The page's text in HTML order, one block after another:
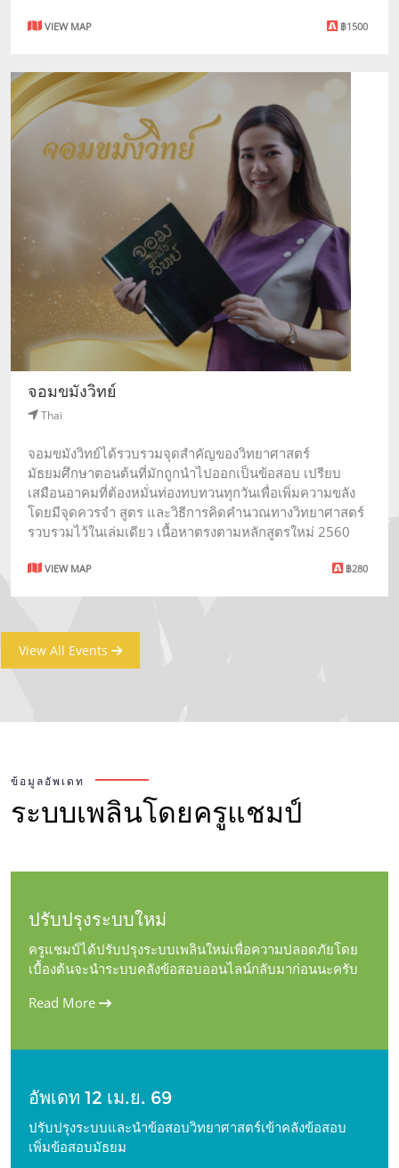
VIEW MAP ฿1500
จอมขมังวิทย์
Thai
จอมขมังวิทย์ได้รวบรวมจุดสำคัญของวิทยาศาสตร์
มัธยมศึกษาตอนต้นที่มักถูกนำไปออกเป็นข้อสอบ เปรียบ
เสมือนอาคมที่ต้องหมั่นท่องทบทวนทุกวันเพื่อเพิ่มความขลัง
โดยมีจุดควรจำ สูตร และวิธีการคิดคำนวณทางวิทยาศาสตร์
รวบรวมไว้ในเล่มเดียว เนื้อหาตรงตามหลักสูตรใหม่ 2560
VIEW MAP ฿280
View All Events
ข้อมูลอัพเดท
ระบบเพลินโดยครูแชมป์
ปรับปรุงระบบใหม่
ครูแชมป์ได้ปรับปรุงระบบเพลินใหม่เพื่อความปลอดภัยโดย
เบื้องต้นจะนำระบบคลังข้อสอบออนไลน์กลับมาก่อนนะครับ
Read More
อัพเดท 12 เม.ย. 69
ปรับปรุงระบบและนำข้อสอบวิทยาศาสตร์เข้าคลังข้อสอบ
เพิ่มข้อสอบมัธยม